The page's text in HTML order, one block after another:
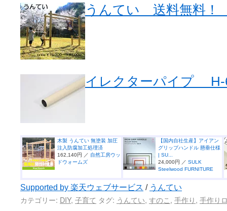
うんてい 送料無料！
イレクターパイプ H-
木製 うんてい 無塗装 加圧
注入防腐加工処理済
162,140円 ／ 自然工房ウッ
ドウォームズ
【国内自社生産】アイアン
グリップハンドル 懸垂仕様
| SU...
24,000円 ／ SULK
Steelwood FURNITURE
Supported by 楽天ウェブサービス / うんてい
カテゴリー: DIY, 子育て タグ: うんてい, すのこ , 手作り, 手作り